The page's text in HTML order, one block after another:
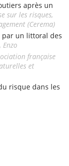
après un
sur les risques,
(Cerema)
par un littoral des
Enzo
française
et
risque dans les